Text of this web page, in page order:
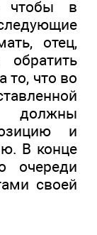
чтобы в
отец,
то, что во
и
В конце
очереди
своей